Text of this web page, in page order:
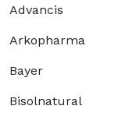
Advancis
Arkopharma
Bayer
Bisolnatural